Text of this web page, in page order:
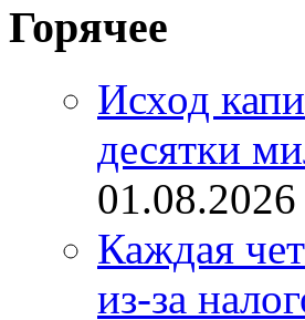
Горячее
Исход
десятки
Каждая
из-за